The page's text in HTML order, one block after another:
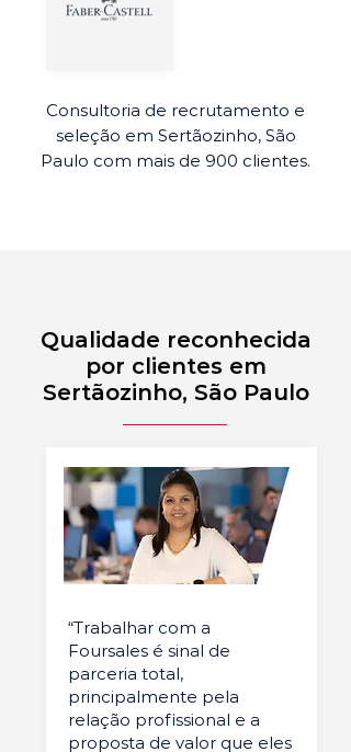
Consultoria de recrutamento e
seleção em Sertãozinho, São
Paulo com mais de 900 clientes.
Qualidade reconhecida
por clientes em
Sertãozinho, São Paulo
“Trabalhar com a
Foursales é sinal de
parceria total,
principalmente pela
relação profissional e a
proposta de valor que eles